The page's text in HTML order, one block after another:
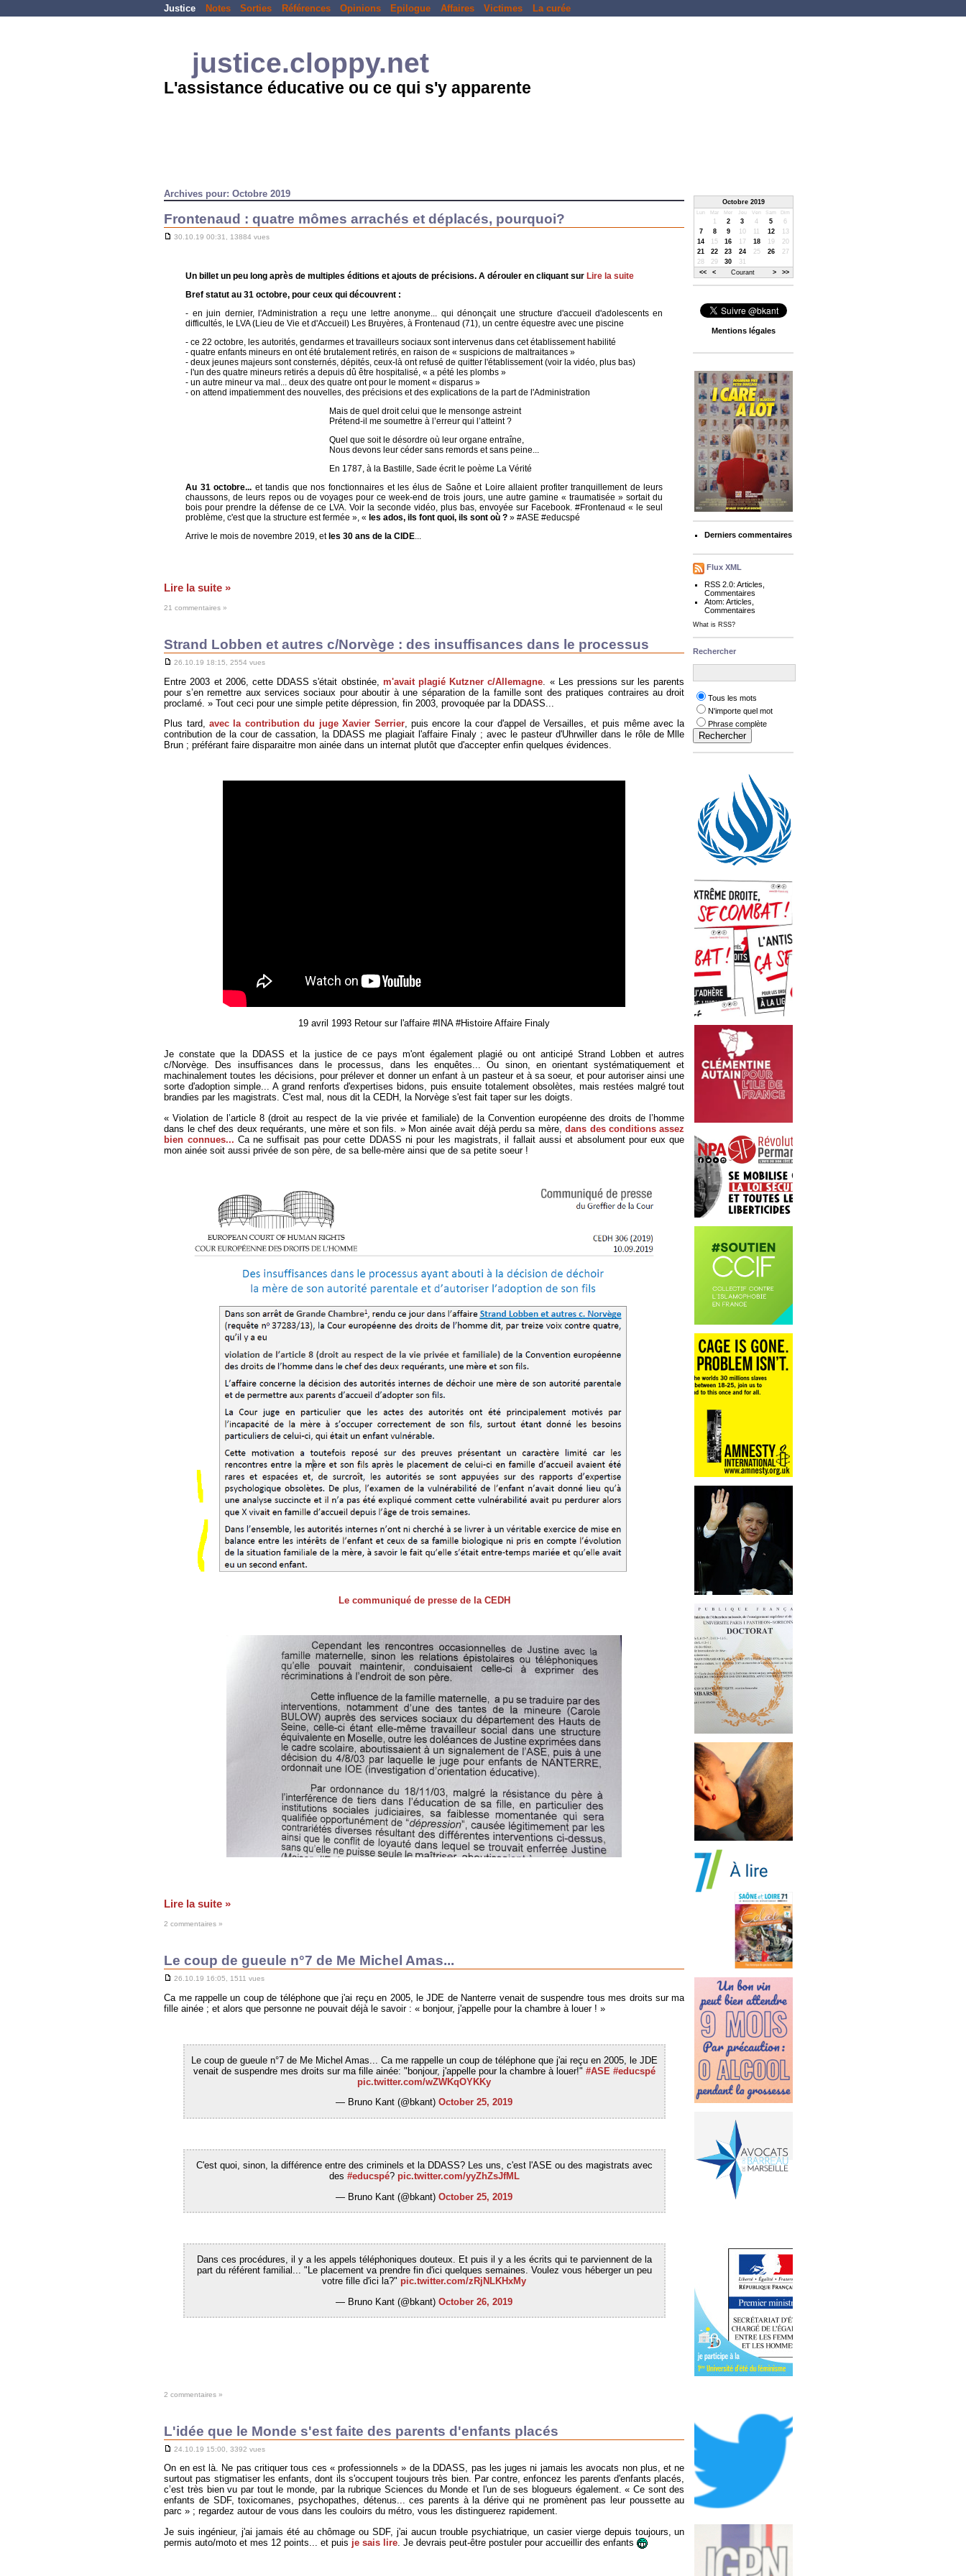
Justice Notes Sorties Références Opinions Epilogue Affaires Victimes La curée
justice.cloppy.net
L'assistance éducative ou ce qui s'y apparente
Archives pour: Octobre 2019
Frontenaud : quatre mômes arrachés et déplacés, pourquoi?
30.10.19 00:31, 13884 vues
Un billet un peu long après de multiples éditions et ajouts de précisions. A dérouler en cliquant surLire la suite
Bref statut au 31 octobre, pour ceux qui découvrent :
- en juin dernier, l'Administration a reçu une lettre anonyme... qui dénonçait une structure d'accueil d'adolescents en
difficultés, le LVA (Lieu de Vie et d'Accueil) Les Bruyères, à Frontenaud (71), un centre équestre avec une piscine
- ce 22 octobre, les autorités, gendarmes et travailleurs sociaux sont intervenus dans cet établissement habilité
- quatre enfants mineurs en ont été brutalement retirés, en raison de « suspicions de maltraitances »
- deux jeunes majeurs sont consternés, dépités, ceux-là ont refusé de quitter l'établissement (voir la vidéo, plus bas)
- l'un des quatre mineurs retirés a depuis dû être hospitalisé, « a pété les plombs »
- un autre mineur va mal... deux des quatre ont pour le moment « disparus »
- on attend impatiemment des nouvelles, des précisions et des explications de la part de l'Administration
Mais de quel droit celui que le mensonge astreint
Prétend-il me soumettre à l’erreur qui l’atteint ?
Quel que soit le désordre où leur organe entraîne,
Nous devons leur céder sans remords et sans peine...
En 1787, à la Bastille, Sade écrit le poème La Vérité
Au 31 octobre... et tandis que nos fonctionnaires et les élus de Saône et Loire allaient profiter tranquillement de leurs
chaussons, de leurs repos ou de voyages pour ce week-end de trois jours, une autre gamine « traumatisée » sortait du
bois pour prendre la défense de ce LVA. Voir la seconde vidéo, plus bas, envoyée sur Facebook. #Frontenaud « le seul
problème, c'est que la structure est fermée », « les ados, ils font quoi, ils sont où ? » #ASE #educspé
Arrive le mois de novembre 2019, et les 30 ans de la CIDE...
Lire la suite »
21 commentaires »
Strand Lobben et autres c/Norvège : des insuffisances dans le processus
26.10.19 18:15, 2554 vues
Entre 2003 et 2006, cette DDASS s'était obstinée, m'avait plagié Kutzner c/Allemagne . « Les pressions sur les parents
pour s’en remettre aux services sociaux pour aboutir à une séparation de la famille sont des pratiques contraires au droit
proclamé. » Tout ceci pour une simple petite dépression, fin 2003, provoquée par la DDASS...
Plus tard,avec la contribution du juge Xavier Serrier, puis encore la cour d'appel de Versailles, et puis même avec la
contribution de la cour de cassation, la DDASS me plagiait l'affaire Finaly ; avec le pasteur d'Uhrwiller dans le rôle de Mlle
Brun ; préférant faire disparaitre mon ainée dans un internat plutôt que d'accepter enfin quelques évidences.
19 avril 1993 Retour sur l'affaire #INA #Histoire Affaire Finaly
Je constate que la DDASS et la justice de ce pays m'ont également plagié ou ont anticipé Strand Lobben et autres
c/Norvège. Des insuffisances dans le processus, dans les enquêtes... Ou sinon, en orientant systématiquement et
machinalement toutes les décisions, pour prélever et donner un enfant à un pasteur et à sa soeur, et pour autoriser ainsi une
sorte d'adoption simple... A grand renforts d'expertises bidons, puis ensuite totalement obsolètes, mais restées malgré tout
brandies par les magistrats. C'est mal, nous dit la CEDH, la Norvège s'est fait taper sur les doigts.
« Violation de l’article 8 (droit au respect de la vie privée et familiale) de la Convention européenne des droits de l’homme
dans le chef des deux requérants, une mère et son fils. » Mon ainée avait déjà perdu sa mère,dans des conditions assez
bien connues... Ca ne suffisait pas pour cette DDASS ni pour les magistrats, il fallait aussi et absolument pour eux que
mon ainée soit aussi privée de son père, de sa belle-mère ainsi que de sa petite soeur !
Le communiqué de presse de la CEDH
Lire la suite »
2 commentaires »
Le coup de gueule n°7 de Me Michel Amas...
26.10.19 16:05, 1511 vues
Ca me rappelle un coup de téléphone que j'ai reçu en 2005, le JDE de Nanterre venait de suspendre tous mes droits sur ma
fille ainée ; et alors que personne ne pouvait déjà le savoir : « bonjour, j'appelle pour la chambre à louer ! »
Le coup de gueule n°7 de Me Michel Amas... Ca me rappelle un coup de téléphone que j'ai reçu en 2005, le JDE
venait de suspendre mes droits sur ma fille ainée: "bonjour, j'appelle pour la chambre à louer!" #ASE #educspé
pic.twitter.com/wZWKqOYKKy
— Bruno Kant (@bkant)October 25, 2019
C'est quoi, sinon, la différence entre des criminels et la DDASS? Les uns, c'est l'ASE ou des magistrats avec
des #educspé? pic.twitter.com/yyZhZsJfML
— Bruno Kant (@bkant)October 25, 2019
Dans ces procédures, il y a les appels téléphoniques douteux. Et puis il y a les écrits qui te parviennent de la
part du référent familial... "Le placement va prendre fin d'ici quelques semaines. Voulez vous héberger un peu
votre fille d'ici la?" pic.twitter.com/zRjNLKHxMy
— Bruno Kant (@bkant)October 26, 2019
2 commentaires »
L'idée que le Monde s'est faite des parents d'enfants placés
24.10.19 15:00, 3392 vues
On en est là. Ne pas critiquer tous ces « professionnels » de la DDASS, pas les juges ni jamais les avocats non plus, et ne
surtout pas stigmatiser les enfants, dont ils s'occupent toujours très bien. Par contre, enfoncez les parents d'enfants placés,
c’est très bien vu par tout le monde, par la rubrique Sciences du Monde et l'un de ses blogueurs également. « Ce sont des
enfants de SDF, toxicomanes, psychopathes, détenus... ces parents à la dérive qui ne promènent pas leur poussette au
parc » ; regardez autour de vous dans les couloirs du métro, vous les distinguerez rapidement.
Je suis ingénieur, j'ai jamais été au chômage ou SDF, j'ai aucun trouble psychiatrique, un casier vierge depuis toujours, un
permis auto/moto et mes 12 points... et puis je sais lire . Je devrais peut-être postuler pour accueillir des enfants
Octobre 2019
Lun Mar Mer Jeu Ven Sam Dim
<< < Courant > >>
1 2 3 4 5
6
7
8 9 10 11 12
13
14
15 16 17 18 19
20
21
22 23 24 25 26
27
28
29 30 31
Mentions légales
Derniers commentaires
Flux XML
RSS 2.0:Articles,
Commentaires
Atom:Articles,
Commentaires
What is RSS?
Rechercher
Tous les mots
N'importe quel mot
Phrase complète